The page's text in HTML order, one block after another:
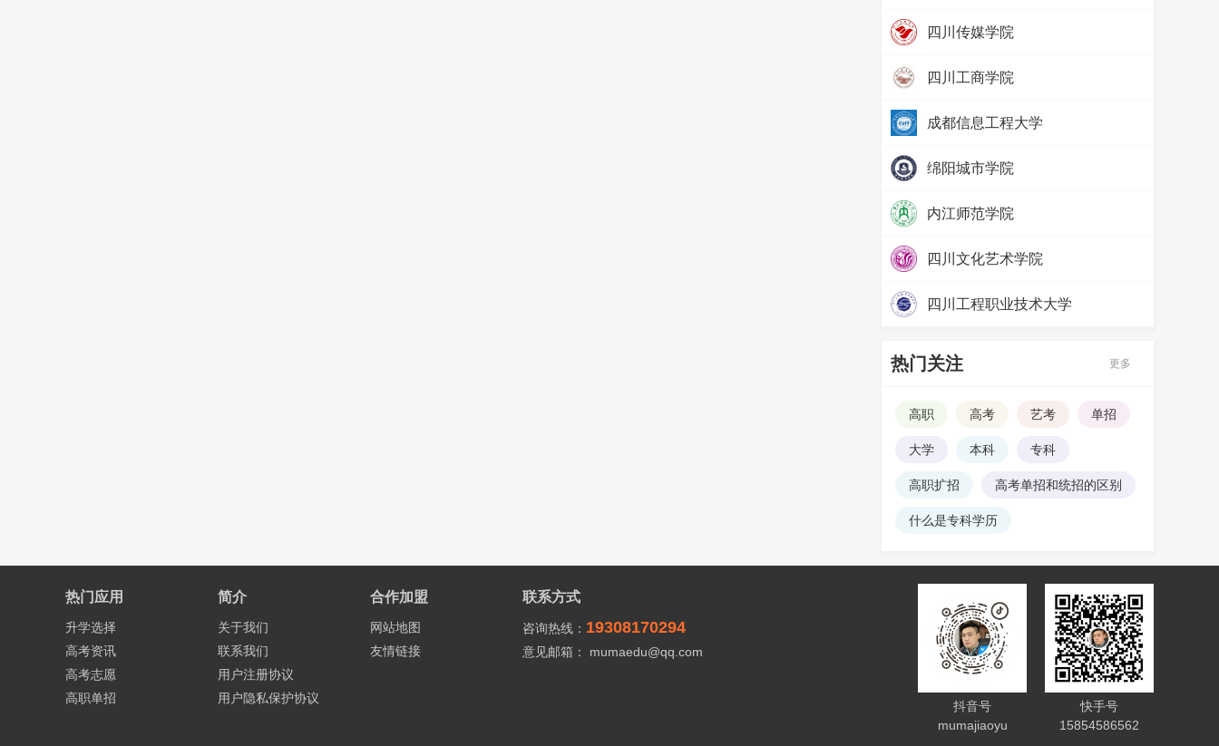
四川传媒学院
四川工商学院
成都信息工程大学
绵阳城市学院
内江师范学院
四川文化艺术学院
四川工程职业技术大学
热门关注 更多
高职 高考 艺考 单招
大学 本科 专科
高职扩招 高考单招和统招的区别
什么是专科学历
热门应用
升学选择
高考资讯
高考志愿
高职单招
简介
关于我们
联系我们
用户注册协议
用户隐私保护协议
合作加盟
网站地图
友情链接
联系方式
咨询热线： 19308170294
意见邮箱： mumaedu@qq.com
抖音号
mumajiaoyu
快手号
15854586562